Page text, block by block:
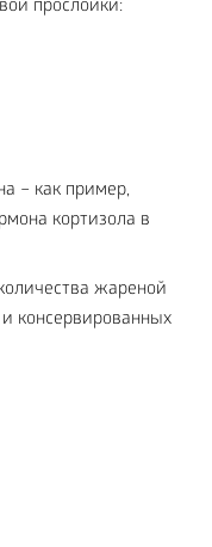
прослойки:
– как пример,
кортизола в
жареной
консервированных